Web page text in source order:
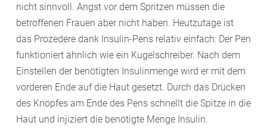
nicht sinnvoll. Angst vor dem Spritzen müssen die
betroffenen Frauen aber nicht haben. Heutzutage ist
das Prozedere dank Insulin-Pens relativ einfach: Der Pen
funktioniert ähnlich wie ein Kugelschreiber. Nach dem
Einstellen der benötigten Insulinmenge wird er mit dem
vorderen Ende auf die Haut gesetzt. Durch das Drücken
des Knopfes am Ende des Pens schnellt die Spitze in die
Haut und injiziert die benötigte Menge Insulin.